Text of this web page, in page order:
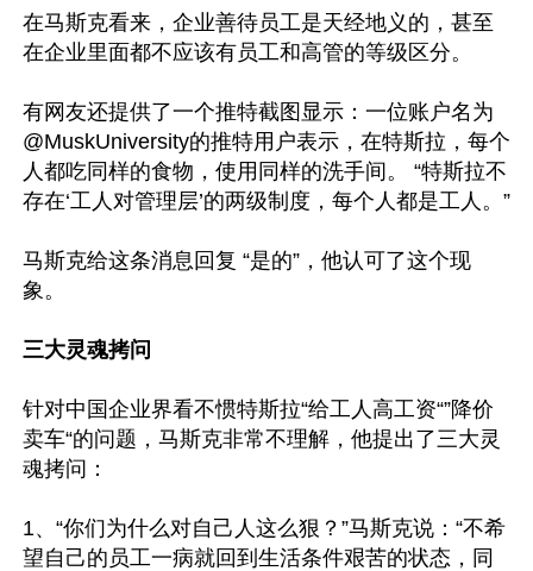
在马斯克看来，企业善待员工是天经地义的，甚至
在企业里面都不应该有员工和高管的等级区分。
有网友还提供了一个推特截图显示：一位账户名为
@MuskUniversity的推特用户表示，在特斯拉，每个
人都吃同样的食物，使用同样的洗手间。 “特斯拉不
存在‘工人对管理层’的两级制度，每个人都是工人。”
马斯克给这条消息回复 “是的”，他认可了这个现
象。
三大灵魂拷问
针对中国企业界看不惯特斯拉“给工人高工资“”降价
卖车“的问题，马斯克非常不理解，他提出了三大灵
魂拷问：
1、“你们为什么对自己人这么狠？”马斯克说：“不希
望自己的员工一病就回到生活条件艰苦的状态，同